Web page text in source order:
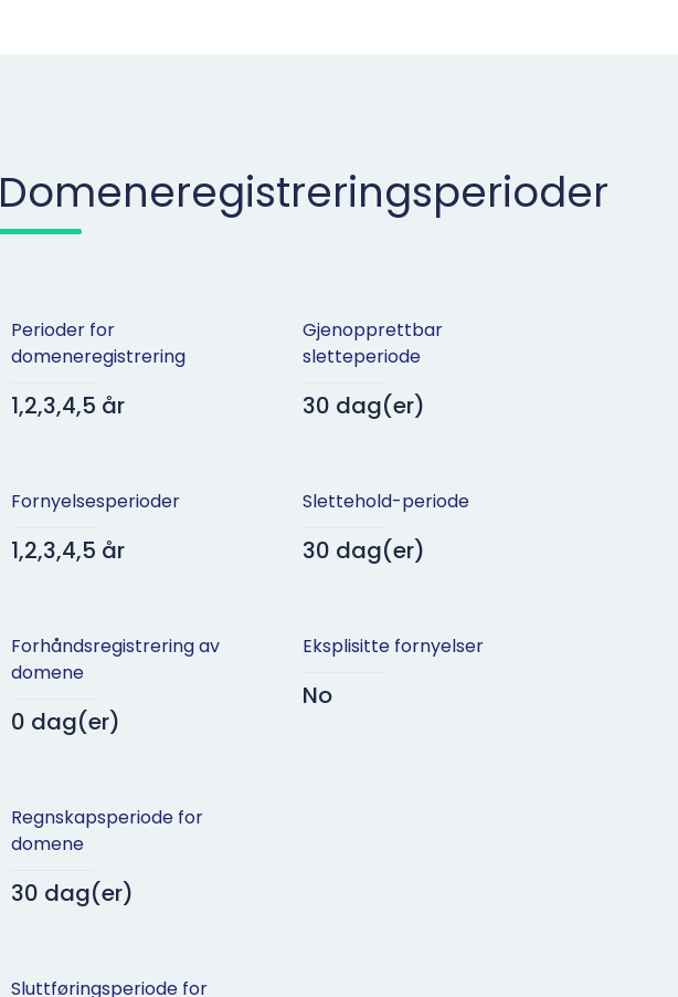
Domeneregistreringsperioder
Perioder for
domeneregistrering
1,2,3,4,5 år
Fornyelsesperioder
1,2,3,4,5 år
Forhåndsregistrering av
domene
0 dag(er)
Regnskapsperiode for
domene
30 dag(er)
Sluttføringsperiode for
Gjenopprettbar
sletteperiode
30 dag(er)
Slettehold-periode
30 dag(er)
Eksplisitte fornyelser
No